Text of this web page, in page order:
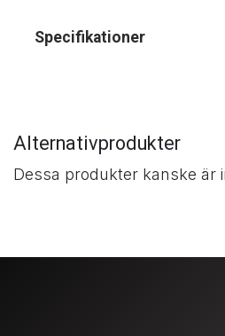
Specifikationer
Alternativprodukter
Dessa produkter kanske är